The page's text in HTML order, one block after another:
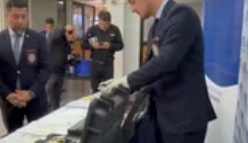
[ 05/08/2026 ]
Diputado Álvaro Jofre alerta por el futuro del Casino Municipal de
Iquique
DEPORTES
[ 05/08/2026 ]
Concejo Municipal aprueba proyecto para mejorar el alumbrado
público del sector El Boro
ALTO HOSPICIO
[ 06/08/2026 ]
El papa León XIV viajará a Uruguay, Argentina y Perú del 6 al 17 de
noviembre
INTERNACIONAL